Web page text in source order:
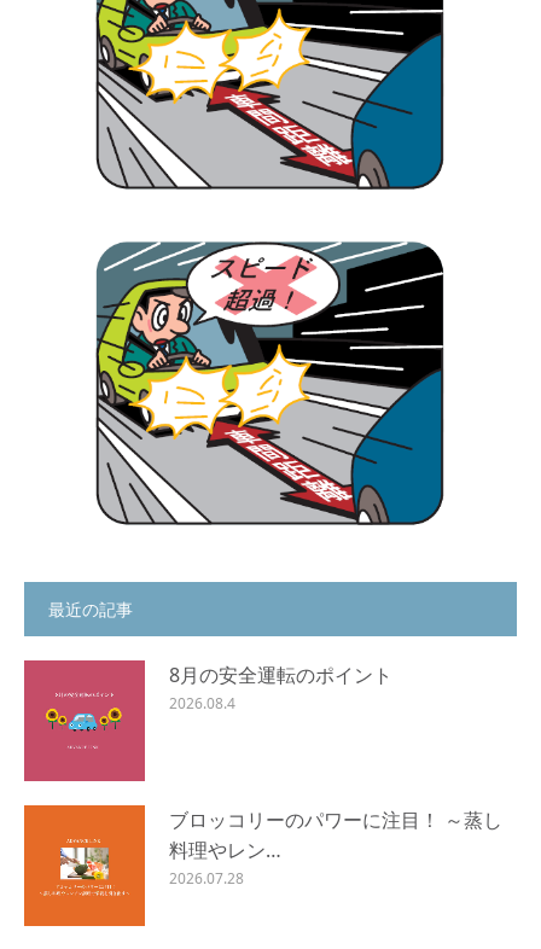
最近の記事
8月の安全運転のポイント
2026.08.4
ブロッコリーのパワーに注目！ ～蒸し
料理やレン…
2026.07.28